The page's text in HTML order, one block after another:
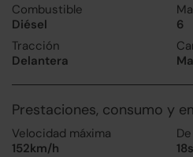
Combustible
Diésel
6
Tracción
Delantera
Prestaciones, consumo y
Velocidad máxima
152km/h